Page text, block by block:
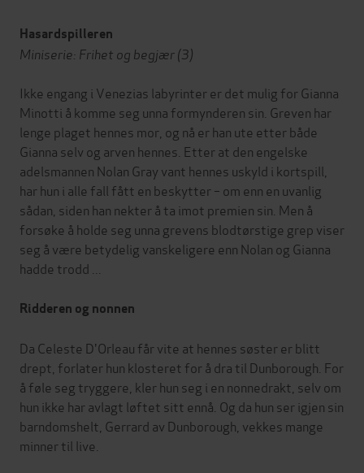
Hasardspilleren
Miniserie: Frihet og begjær (3)
Ikke engang i Venezias labyrinter er det mulig for Gianna
Minotti å komme seg unna formynderen sin. Greven har
lenge plaget hennes mor, og nå er han ute etter både
Gianna selv og arven hennes. Etter at den engelske
adelsmannen Nolan Gray vant hennes uskyld i kortspill,
har hun i alle fall fått en beskytter – om enn en uvanlig
sådan, siden han nekter å ta imot premien sin. Men å
forsøke å holde seg unna grevens blodtørstige grep viser
seg å være betydelig vanskeligere enn Nolan og Gianna
hadde trodd ...
Ridderen og nonnen
Da Celeste D'Orleau får vite at hennes søster er blitt
drept, forlater hun klosteret for å dra til Dunborough. For
å føle seg tryggere, kler hun seg i en nonnedrakt, selv om
hun ikke har avlagt løftet sitt ennå. Og da hun ser igjen sin
barndomshelt, Gerrard av Dunborough, vekkes mange
minner til live.